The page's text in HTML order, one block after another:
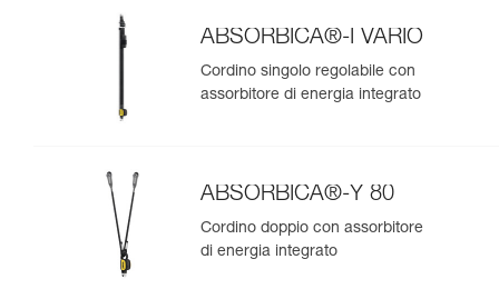
ABSORBICA®-I VARIO
Cordino singolo regolabile con
assorbitore di energia integrato
ABSORBICA®-Y 80
Cordino doppio con assorbitore
di energia integrato